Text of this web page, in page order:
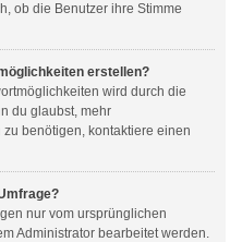
ob die Benutzer ihre Stimme
erstellen?
wird durch die
du glaubst, mehr
benötigen, kontaktiere einen
nur vom ursprünglichen
Administrator bearbeitet werden.